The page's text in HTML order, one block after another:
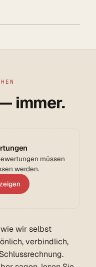
immer.
müssen
werden.
wir selbst
verbindlich,